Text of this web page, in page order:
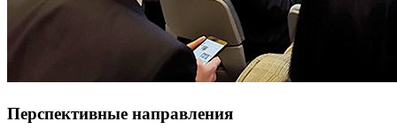
Перспективные направления